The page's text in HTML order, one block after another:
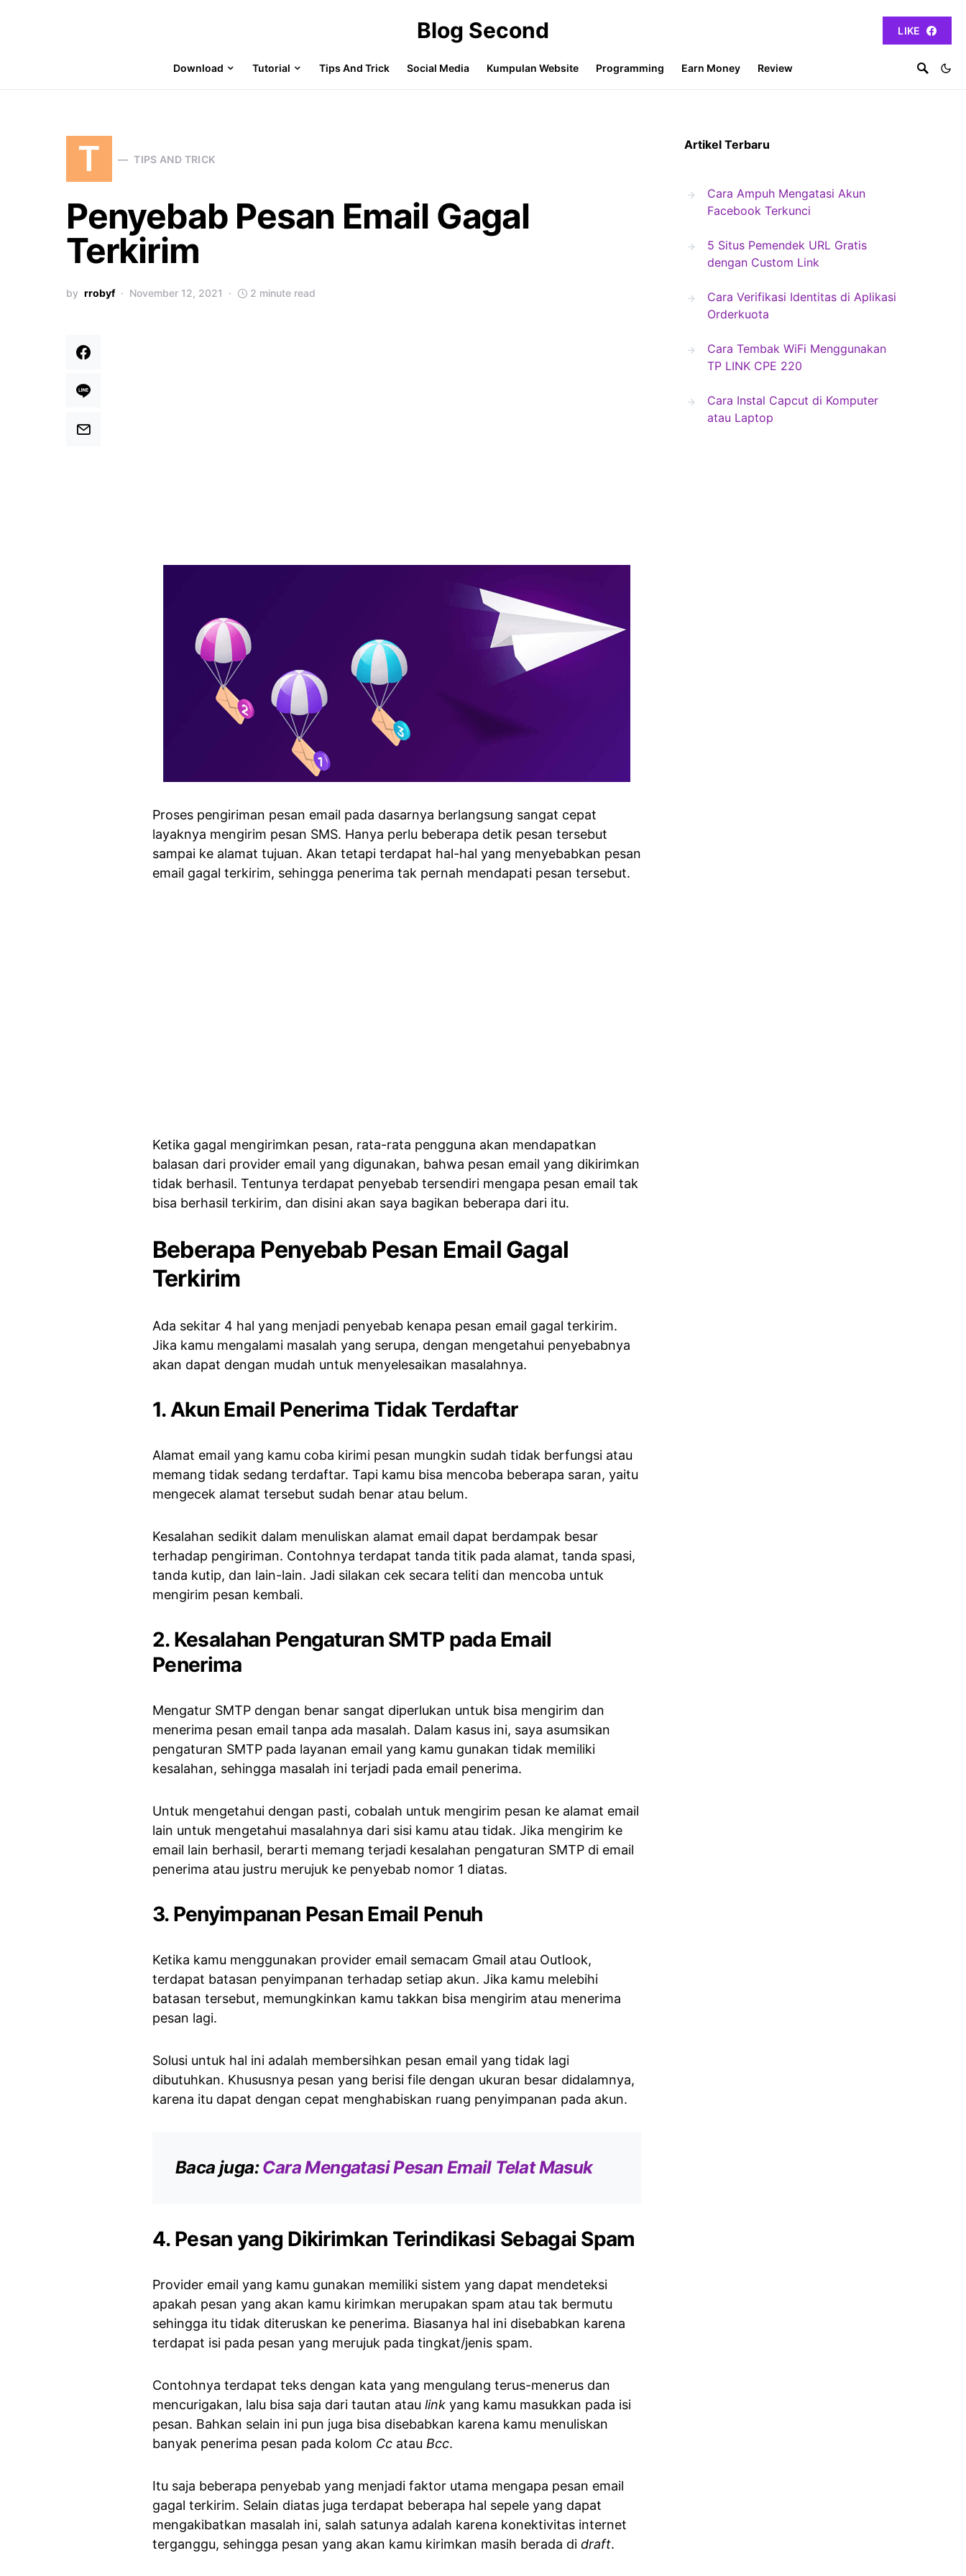
Blog Second LIKE
Download Tutorial Tips And Trick Social Media Kumpulan Website Programming Earn Money Review
T TIPS AND TRICK
Penyebab Pesan Email Gagal
Terkirim
by rrobyf November 12, 2021 2 minute read
Proses pengiriman pesan email pada dasarnya berlangsung sangat cepat
layaknya mengirim pesan SMS. Hanya perlu beberapa detik pesan tersebut
sampai ke alamat tujuan. Akan tetapi terdapat hal-hal yang menyebabkan pesan
email gagal terkirim, sehingga penerima tak pernah mendapati pesan tersebut.
Ketika gagal mengirimkan pesan, rata-rata pengguna akan mendapatkan
balasan dari provider email yang digunakan, bahwa pesan email yang dikirimkan
tidak berhasil. Tentunya terdapat penyebab tersendiri mengapa pesan email tak
bisa berhasil terkirim, dan disini akan saya bagikan beberapa dari itu.
Beberapa Penyebab Pesan Email Gagal
Terkirim
Ada sekitar 4 hal yang menjadi penyebab kenapa pesan email gagal terkirim.
Jika kamu mengalami masalah yang serupa, dengan mengetahui penyebabnya
akan dapat dengan mudah untuk menyelesaikan masalahnya.
1. Akun Email Penerima Tidak Terdaftar
Alamat email yang kamu coba kirimi pesan mungkin sudah tidak berfungsi atau
memang tidak sedang terdaftar. Tapi kamu bisa mencoba beberapa saran, yaitu
mengecek alamat tersebut sudah benar atau belum.
Kesalahan sedikit dalam menuliskan alamat email dapat berdampak besar
terhadap pengiriman. Contohnya terdapat tanda titik pada alamat, tanda spasi,
tanda kutip, dan lain-lain. Jadi silakan cek secara teliti dan mencoba untuk
mengirim pesan kembali.
2. Kesalahan Pengaturan SMTP pada Email
Penerima
Mengatur SMTP dengan benar sangat diperlukan untuk bisa mengirim dan
menerima pesan email tanpa ada masalah. Dalam kasus ini, saya asumsikan
pengaturan SMTP pada layanan email yang kamu gunakan tidak memiliki
kesalahan, sehingga masalah ini terjadi pada email penerima.
Untuk mengetahui dengan pasti, cobalah untuk mengirim pesan ke alamat email
lain untuk mengetahui masalahnya dari sisi kamu atau tidak. Jika mengirim ke
email lain berhasil, berarti memang terjadi kesalahan pengaturan SMTP di email
penerima atau justru merujuk ke penyebab nomor 1 diatas.
3. Penyimpanan Pesan Email Penuh
Ketika kamu menggunakan provider email semacam Gmail atau Outlook,
terdapat batasan penyimpanan terhadap setiap akun. Jika kamu melebihi
batasan tersebut, memungkinkan kamu takkan bisa mengirim atau menerima
pesan lagi.
Solusi untuk hal ini adalah membersihkan pesan email yang tidak lagi
dibutuhkan. Khususnya pesan yang berisi file dengan ukuran besar didalamnya,
karena itu dapat dengan cepat menghabiskan ruang penyimpanan pada akun.
Baca juga:Cara Mengatasi Pesan Email Telat Masuk
4. Pesan yang Dikirimkan Terindikasi Sebagai Spam
Provider email yang kamu gunakan memiliki sistem yang dapat mendeteksi
apakah pesan yang akan kamu kirimkan merupakan spam atau tak bermutu
sehingga itu tidak diteruskan ke penerima. Biasanya hal ini disebabkan karena
terdapat isi pada pesan yang merujuk pada tingkat/jenis spam.
Contohnya terdapat teks dengan kata yang mengulang terus-menerus dan
mencurigakan, lalu bisa saja dari tautan atau link yang kamu masukkan pada isi
pesan. Bahkan selain ini pun juga bisa disebabkan karena kamu menuliskan
banyak penerima pesan pada kolom Cc atau Bcc.
Itu saja beberapa penyebab yang menjadi faktor utama mengapa pesan email
gagal terkirim. Selain diatas juga terdapat beberapa hal sepele yang dapat
mengakibatkan masalah ini, salah satunya adalah karena konektivitas internet
terganggu, sehingga pesan yang akan kamu kirimkan masih berada di draft.
Artikel Terbaru
Cara Ampuh Mengatasi Akun
Facebook Terkunci
5 Situs Pemendek URL Gratis
dengan Custom Link
Cara Verifikasi Identitas di Aplikasi
Orderkuota
Cara Tembak WiFi Menggunakan
TP LINK CPE 220
Cara Instal Capcut di Komputer
atau Laptop